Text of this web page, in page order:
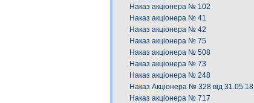
Наказ акціонера № 102
Наказ акціонера № 41
Наказ акціонера № 42
Наказ акціонера № 75
Наказ акціонера № 508
Наказ акціонера № 73
Наказ акціонера № 248
Наказ Акціонера № 328 від 31.05.18
Наказ акціонера № 717